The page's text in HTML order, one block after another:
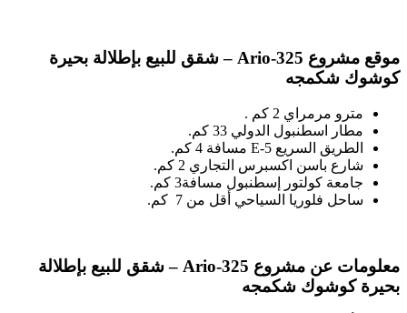
موقع مشروع
Ario-325 – شقق للبيع بإطلالة بحيرة
كوشوك شكمجه
مترو مرمراي 2 كم .
مطار اسطنبول الدولي 33 كم.
الطريق السريع E-5 مسافة 4 كم.
شارع باسن اكسبرس التجاري 2 كم.
جامعة كولتور إسطنبول مسافة3 كم.
ساحل فلوريا السياحي أقل من 7 كم.
معلومات عن مشروع
Ario-325 – شقق للبيع بإطلالة
بحيرة كوشوك شكمجه